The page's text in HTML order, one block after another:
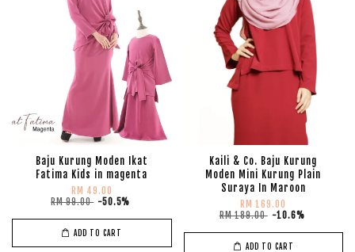
Baju Kurung Moden Ikat
Fatima Kids in magenta
RM 49.00
RM 99.00 -50.5%
ADD TO CART
Kaili & Co. Baju Kurung
Moden Mini Kurung Plain
Suraya In Maroon
RM 169.00
RM 189.00 -10.6%
ADD TO CART